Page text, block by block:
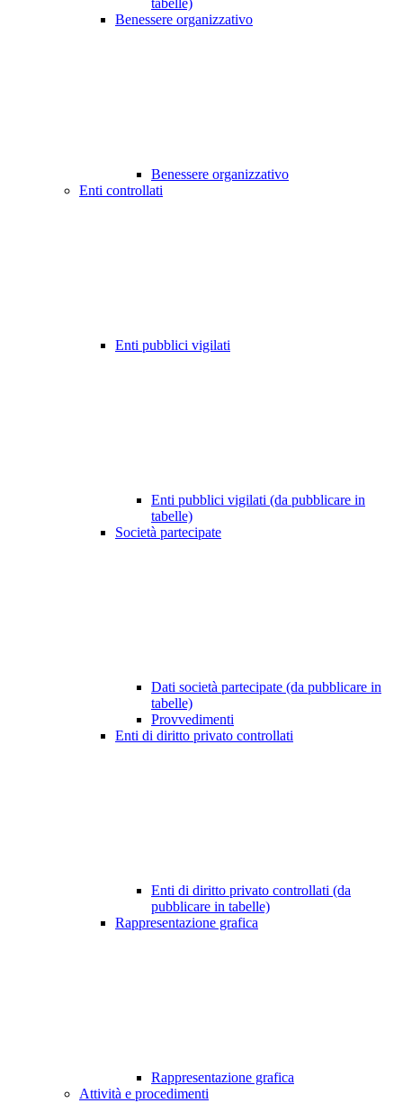
tabelle)
Benessere organizzativo
Benessere organizzativo
Enti controllati
Enti pubblici vigilati
Enti pubblici vigilati (da pubblicare in
tabelle)
Società partecipate
Dati società partecipate (da pubblicare in
tabelle)
Provvedimenti
Enti di diritto privato controllati
Enti di diritto privato controllati (da
pubblicare in tabelle)
Rappresentazione grafica
Rappresentazione grafica
Attività e procedimenti